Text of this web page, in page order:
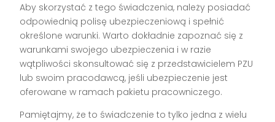
Aby skorzystać z tego świadczenia, należy posiadać
odpowiednią polisę ubezpieczeniową i spełnić
określone warunki. Warto dokładnie zapoznać się z
warunkami swojego ubezpieczenia i w razie
wątpliwości skonsultować się z przedstawicielem PZU
lub swoim pracodawcą, jeśli ubezpieczenie jest
oferowane w ramach pakietu pracowniczego.
Pamiętajmy, że to świadczenie to tylko jedna z wielu